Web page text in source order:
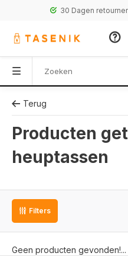
30 Dagen retourneren
Terug
Producten
heuptassen
Filters
Geen producten gevonden!...